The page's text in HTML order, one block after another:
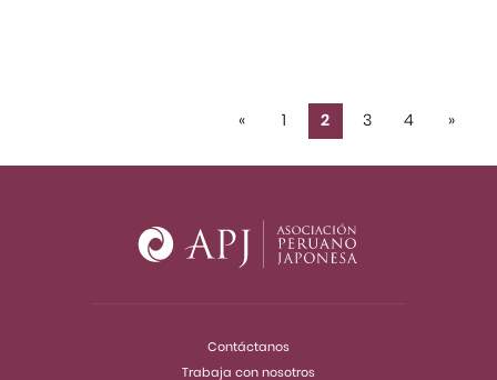
« 1 2 3 4 »
Contáctanos
Trabaja con nosotros